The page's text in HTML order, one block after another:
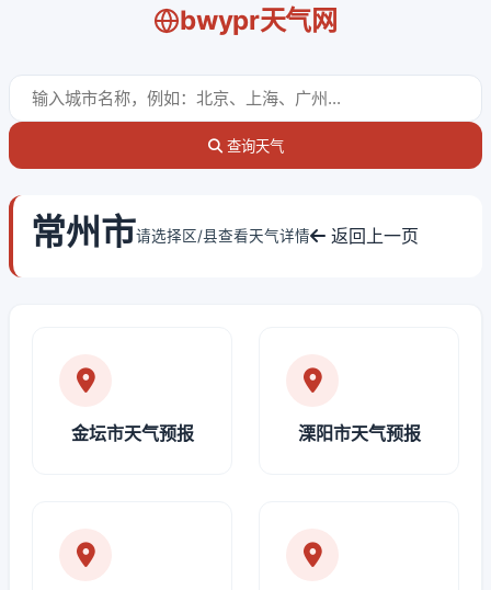
bwypr天气网
查询天气
常州市请选择区/县查看天气详情 返回上一页
金坛市天气预报 溧阳市天气预报